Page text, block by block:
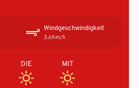
Windgeschwindigkeit
3.6Km/h
DIE MIT